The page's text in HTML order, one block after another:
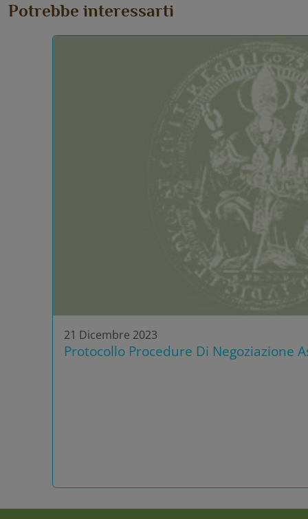
Potrebbe interessarti
21 Dicembre 2023
Protocollo Procedure Di Negoziazione